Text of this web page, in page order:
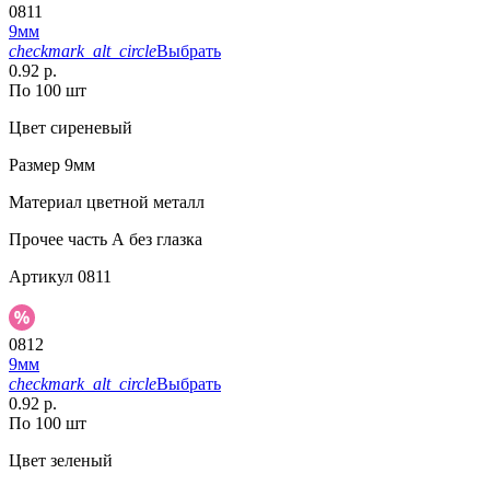
0811
9мм
checkmark_alt_circleВыбрать
0.92 р.
По 100 шт
Цвет сиреневый
Размер 9мм
Материал цветной металл
Прочее часть А без глазка
Артикул 0811
0812
9мм
checkmark_alt_circleВыбрать
0.92 р.
По 100 шт
Цвет зеленый